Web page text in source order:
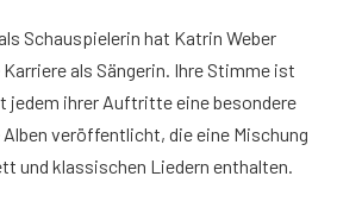
Schauspielerin hat Katrin Weber
als Sängerin. Ihre Stimme ist
jedem ihrer Auftritte eine besondere
veröffentlicht, die eine Mischung
und klassischen Liedern enthalten.